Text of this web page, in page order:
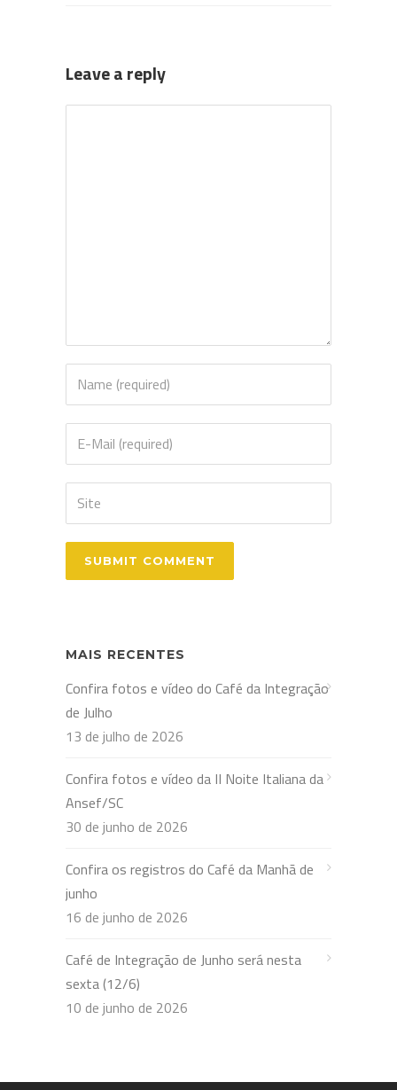
Leave a reply
MAIS RECENTES
Confira fotos e vídeo do Café da Integração
de Julho
13 de julho de 2026
Confira fotos e vídeo da II Noite Italiana da
Ansef/SC
30 de junho de 2026
Confira os registros do Café da Manhã de
junho
16 de junho de 2026
Café de Integração de Junho será nesta
sexta (12/6)
10 de junho de 2026